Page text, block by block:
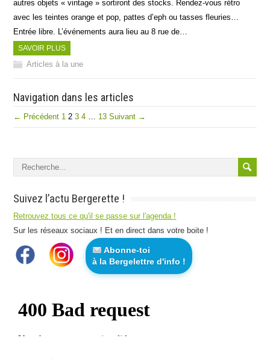
autres objets « vintage » sortiront des stocks. Rendez-vous rétro
avec les teintes orange et pop, pattes d’eph ou tasses fleuries…
Entrée libre. L’événements aura lieu au 8 rue de…
SAVOIR PLUS
Articles à la une
Navigation dans les articles
← Précédent 1 2 3 4 … 13 Suivant →
Suivez l’actu Bergerette !
Retrouvez tous ce qu'il se passe sur l'agenda !
Sur les réseaux sociaux ! Et en direct dans votre boite !
Abonne-toi
à la Bergelettre d'info !